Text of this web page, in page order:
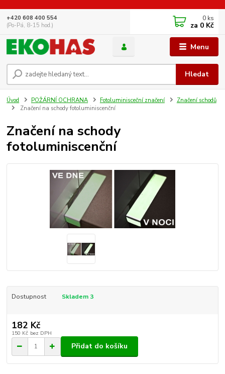
Menu
Hledat
+420 608 400 554
(Po-Pá, 8-15 hod.)
0 ks
za 0 Kč
Úvod POŽÁRNÍ OCHRANA Fotoluminisceční značení
Značení schodů
Značení na schody fotoluminiscenční
Značení na schody
fotoluminiscenční
Dostupnost Skladem 3
182 Kč
150 Kč bez DPH
Přidat do košíku